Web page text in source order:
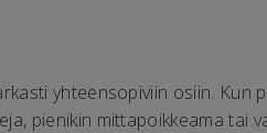
yhteensopiviin osiin. Kun
pienikin mittapoikkeama tai